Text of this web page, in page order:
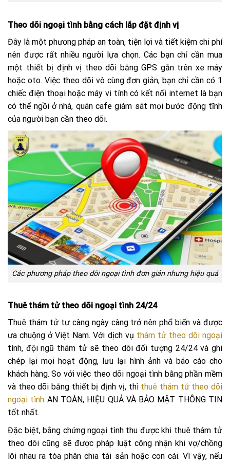
Theo dõi ngoại tình bằng cách lắp đặt định vị
Đây là một phương pháp an toàn, tiện lợi và tiết kiệm chi phí
nên được rất nhiều người lựa chọn. Các bạn chỉ cần mua
một thiết bị định vị theo dõi bằng GPS gắn trên xe máy
hoặc oto. Việc theo dõi vô cùng đơn giản, bạn chỉ cần có 1
chiếc điện thoại hoặc máy vi tính có kết nối internet là bạn
có thể ngồi ở nhà, quán cafe giám sát mọi bước động tĩnh
của người bạn cần theo dõi.
Các phương pháp theo dõi ngoại tình đơn giản nhưng hiệu quả
Thuê thám tử theo dõi ngoại tình 24/24
Thuê thám tử tư càng ngày càng trở nên phổ biến và được
ưa chuộng ở Việt Nam. Với dịch vụ thám tử theo dõi ngoại
tình, đội ngũ thám tử sẽ theo dõi đối tượng 24/24 và ghi
chép lại mọi hoạt động, lưu lại hình ảnh và báo cáo cho
khách hàng. So với việc theo dõi ngoại tình bằng phần mềm
và theo dõi bằng thiết bị định vị, thì thuê thám tử theo dõi
ngoại tình AN TOÀN, HIỆU QUẢ VÀ BẢO MẬT THÔNG TIN
tốt nhất.
Đặc biệt, bằng chứng ngoại tình thu được khi thuê thám tử
theo dõi cũng sẽ được pháp luật công nhận khi vợ/chồng
lôi nhau ra tòa phân chia tài sản hoặc con cái. Vì vậy, nếu